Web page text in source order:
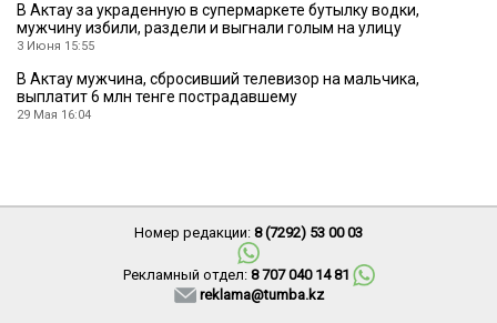
В Актау за украденную в супермаркете бутылку водки,
мужчину избили, раздели и выгнали голым на улицу
3 Июня 15:55
В Актау мужчина, сбросивший телевизор на мальчика,
выплатит 6 млн тенге пострадавшему
29 Мая 16:04
Номер редакции: 8 (7292) 53 00 03
Рекламный отдел: 8 707 040 14 81
reklama@tumba.kz